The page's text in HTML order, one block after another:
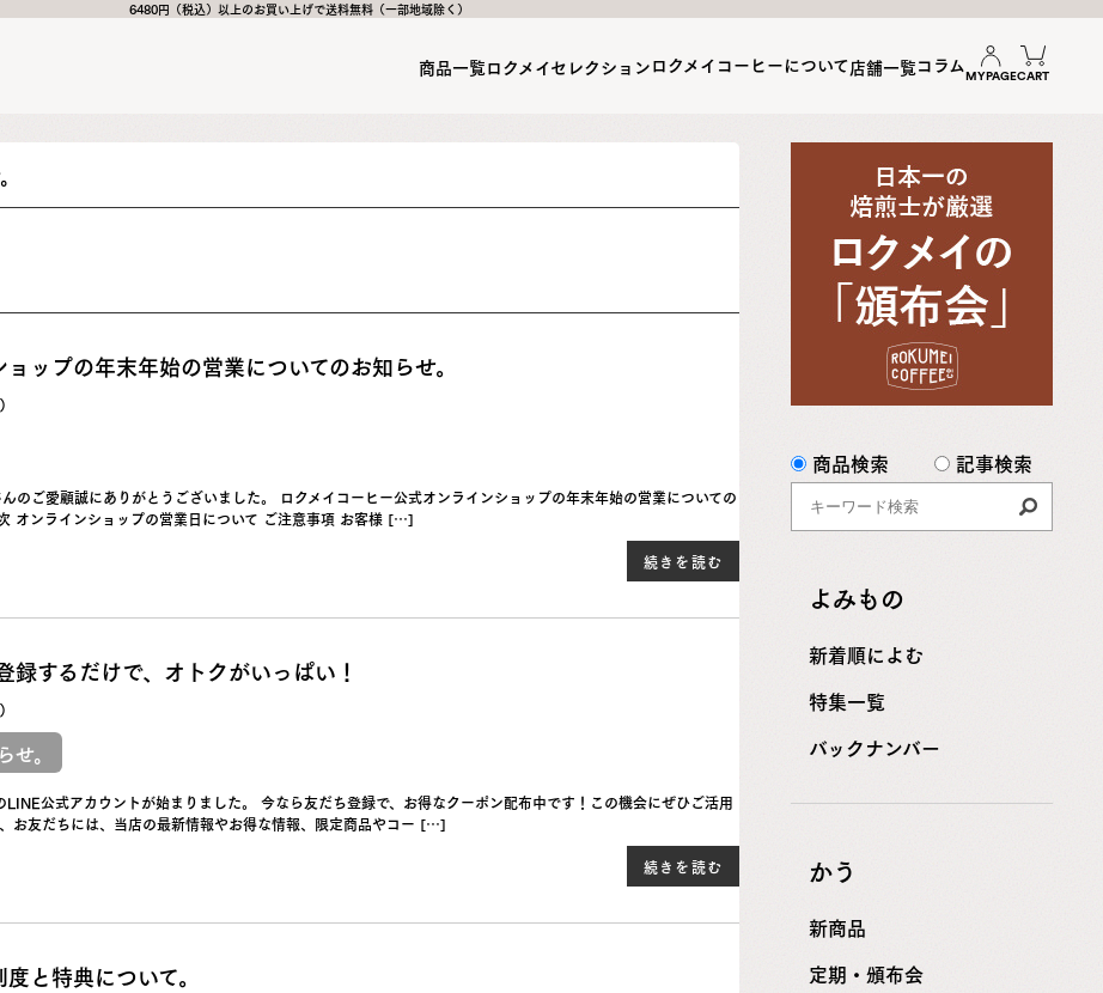
6480円（税込）以上のお買い上げで送料無料（一部地域除く）
商品一覧ロクメイセレクションロクメイコーヒーについて店舗一覧コラムMYPAGECART
ップの年末年始の営業についてのお知らせ。
のご愛顧誠にありがとうございました。 ロクメイコーヒー公式オンラインショップの年末年始の営業についての
オンラインショップの営業日について ご注意事項 お客様 […]
続きを読む
録するだけで、オトクがいっぱい！
せ。
LINE公式アカウントが始まりました。 今なら友だち登録で、お得なクーポン配布中です！この機会にぜひご活用
お友だちには、当店の最新情報やお得な情報、限定商品やコー […]
続きを読む
と特典について。
商品検索 記事検索
よみもの
新着順によむ
特集一覧
バックナンバー
かう
新商品
定期・頒布会